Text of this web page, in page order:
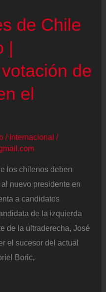
de Chile
|
de
el
/ Internacional /
los chilenos deben
nuevo presidente en
a candidatos
de la izquierda
de la ultraderecha, José
el sucesor del actual
Boric,